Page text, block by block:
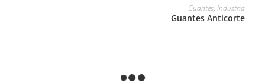
Guantes,Industria
Guantes Anticorte